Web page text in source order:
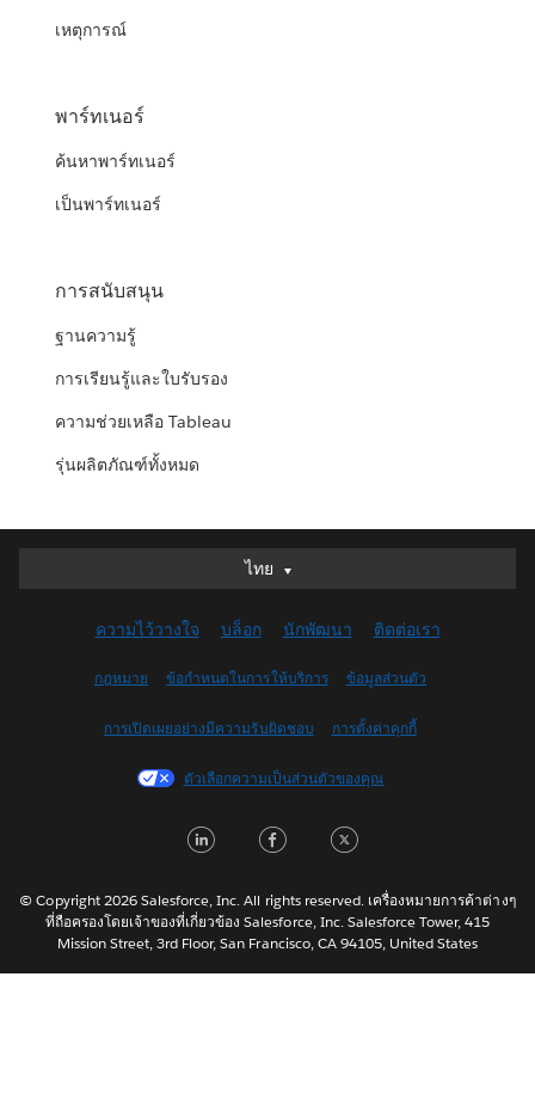
เหตุการณ์
พาร์ทเนอร์
ค้นหาพาร์ทเนอร์
เป็นพาร์ทเนอร์
การสนับสนุน
ฐานความรู้
การเรียนรู้และใบรับรอง
ความช่วยเหลือ Tableau
รุ่นผลิตภัณฑ์ทั้งหมด
ไทย
ไทย
English (UK)
English (US)
Français (Canada)
Français (France)
日本語
Nederlands
Português
ความไว้วางใจ บล็อก นักพัฒนา ติดต่อเรา
กฎหมาย ข้อกำหนดในการให้บริการ ข้อมูลส่วนตัว
การเปิดเผยอย่างมีความรับผิดชอบ การตั้งค่าคุกกี้
ตัวเลือกความเป็นส่วนตัวของคุณ
LinkedInFacebook
© Copyright 2026 Salesforce, Inc. All rights reserved. เครื่องหมายการค้าต่างๆ
ที่ถือครองโดยเจ้าของที่เกี่ยวข้อง Salesforce, Inc. Salesforce Tower, 415
Mission Street, 3rd Floor, San Francisco, CA 94105, United States